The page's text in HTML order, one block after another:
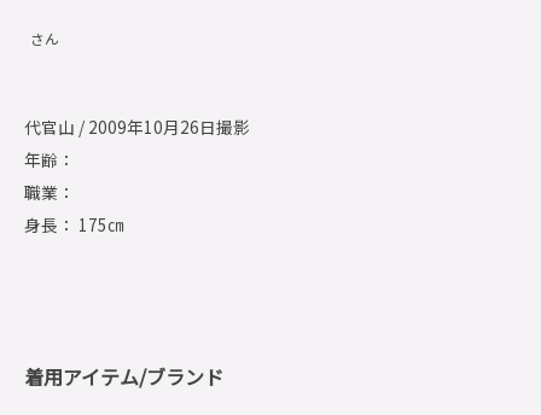
さん
代官山 / 2009年10月26日撮影
年齢：
職業：
身長： 175㎝
着用アイテム/ブランド